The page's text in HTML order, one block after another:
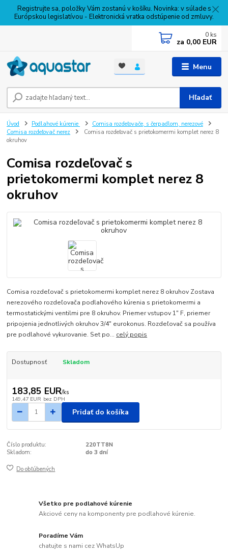
Registrujte sa, položky Vám zostanú v košíku. Novinka: v súlade s
Európskou legislatívou - Elektronická vratka odstúpenie od zmluvy.
Menu
Hľadať
0 ks
za 0,00 EUR
Úvod Podlahové kúrenie
Comisa rozdeľovače, s čerpadlom, nerezové
Comisa rozdeľovač nerez
Comisa rozdeľovač s prietokomermi komplet nerez 8
okruhov
Comisa rozdeľovač s
prietokomermi komplet nerez 8
okruhov
Comisa rozdeľovač s prietokomermi komplet nerez 8 okruhov Zostava
nerezového rozdeľovača podlahového kúrenia s prietokomermi a
termostatickými ventilmi pre 8 okruhov. Priemer vstupov 1" F, priemer
pripojenia jednotlivých okruhov 3/4" eurokonus. Rozdeľovač sa používa
pre podlahové vykurovanie. Set po... celý popis
Dostupnosť Skladom
183,85 EUR/ks
149,47 EUR bez DPH
Pridať do košíka
Číslo produktu:
220TT8N
Skladom:
do 3 dní
Do obľúbených
Všetko pre podlahové kúrenie
Akciové ceny na komponenty pre podlahové kúrenie.
Poradíme Vám
chatujte s nami cez WhatsUp